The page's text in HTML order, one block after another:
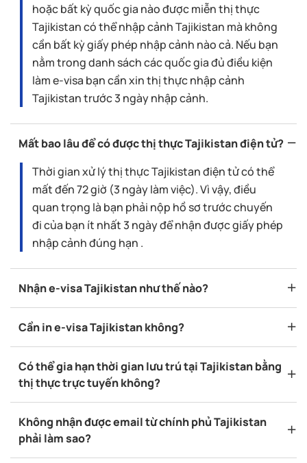
hoặc bất kỳ quốc gia nào được miễn thị thực
Tajikistan có thể nhập cảnh Tajikistan mà không
cần bất kỳ giấy phép nhập cảnh nào cả. Nếu bạn
nằm trong danh sách các quốc gia đủ điều kiện
làm e-visa bạn cần xin thị thực nhập cảnh
Tajikistan trước 3 ngày nhập cảnh.
Mất bao lâu để có được thị thực Tajikistan điện tử?
Thời gian xử lý thị thực Tajikistan điện tử có thể
mất đến 72 giờ (3 ngày làm việc). Vì vậy, điều
quan trọng là bạn phải nộp hồ sơ trước chuyến
đi của bạn ít nhất 3 ngày để nhận được giấy phép
nhập cảnh đúng hạn .
Nhận e-visa Tajikistan như thế nào?
Cần in e-visa Tajikistan không?
Có thể gia hạn thời gian lưu trú tại Tajikistan bằng
thị thực trực tuyến không?
Không nhận được email từ chính phủ Tajikistan
phải làm sao?